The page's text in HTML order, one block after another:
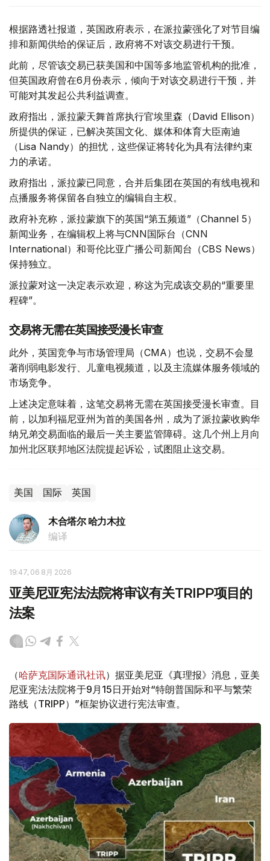
根据路透社报道，英国政府表示，在派拉蒙强化了对节目编
排和新闻供给的保证后，政府将不对该交易进行干预。
此前，尽管该交易已获美国和中国等多地监管机构的批准，
但英国政府曾在6月份表示，倾向于对该交易进行干预，并
可能对其发起公共利益调查。
政府指出，派拉蒙天舞首席执行官埃里森（David Ellison）
所提供的保证，已解决英国文化、媒体和体育大臣南迪
（Lisa Nandy）的担忧，这些保证将转化为具有法律约束
力的承诺。
政府指出，派拉蒙已同意，合并后集团在英国的有线电视和
点播服务将保留各自独立的编辑自主权。
政府补充称，派拉蒙旗下的英国“第五频道”（Channel 5）
新闻业务，在编辑权上将与CNN国际台（CNN
International）和哥伦比亚广播公司新闻台（CBS News）
保持独立。
派拉蒙对这一决定表示欢迎，称这为完成该交易的“重要里
程碑”。
交易将无需在英国接受漫长审查
此外，英国竞争与市场管理局（CMA）也说，交易不会显
著削弱电影发行、儿童电视频道，以及主流媒体服务领域的
市场竞争。
上述决定意味着，这笔交易将无需在英国接受漫长审查。目
前，以加利福尼亚州为首的美国各州，成为了派拉蒙收购华
纳兄弟交易面临的最后一关主要监管障碍。这几个州上月向
加州北区联邦地区法院提起诉讼，试图阻止这交易。
美国 国际 英国
木合塔尔 哈力木拉
编译
19:47, 06 8月 2026
亚美尼亚宪法法院将审议有关TRIPP项目的
法案
（哈萨克国际通讯社讯）据亚美尼亚《真理报》消息，亚美
尼亚宪法法院将于9月15日开始对“特朗普国际和平与繁荣
路线（TRIPP）”框架协议进行宪法审查。